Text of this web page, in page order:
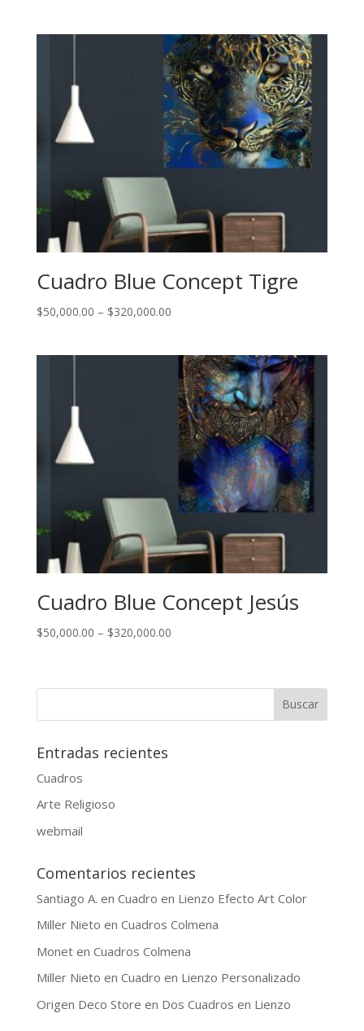
Cuadro Blue Concept Tigre
$50,000.00 – $320,000.00
Cuadro Blue Concept Jesús
$50,000.00 – $320,000.00
Entradas recientes
Cuadros
Arte Religioso
webmail
Comentarios recientes
Santiago A. en Cuadro en Lienzo Efecto Art Color
Miller Nieto en Cuadros Colmena
Moneten Cuadros Colmena
Miller Nieto en Cuadro en Lienzo Personalizado
Origen Deco Store en Dos Cuadros en Lienzo